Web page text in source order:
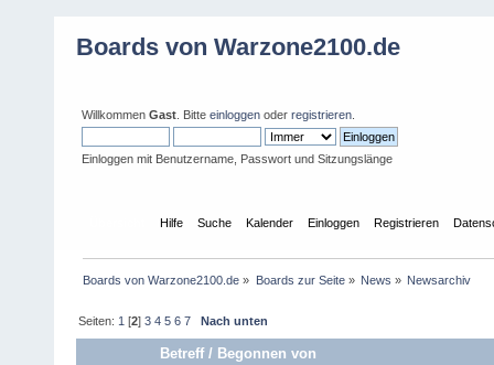
Boards von Warzone2100.de
Willkommen Gast . Bitte einloggen oder registrieren
Einloggen mit Benutzername, Passwort und Sitzungslänge
Hilfe Suche Kalender Einloggen Registrieren
Boards von Warzone2100.de » Boards zur Seite» News » Newsarchiv
Seiten: 1 [2]3 4 5 6 7 Nach unten
Betreff/ Begonnen von